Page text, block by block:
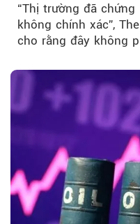
“Thị trường đã
không chính xác”,
cho rằng đây không